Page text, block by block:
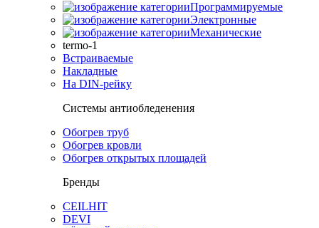
Программируемые
Электронные
Механические
termo-1
Встраиваемые
Накладные
На DIN-рейку
Системы антиобледенения
Обогрев труб
Обогрев кровли
Обогрев открытых площадей
Бренды
CEILHIT
DEVI